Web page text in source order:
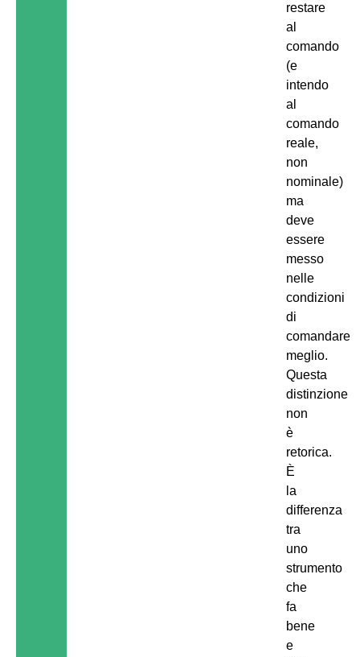
restare
al
comando
(e
intendo
al
comando
reale,
non
nominale)
ma
deve
essere
messo
nelle
condizioni
di
comandare
meglio.
Questa
distinzione
non
è
retorica.
È
la
differenza
tra
uno
strumento
che
fa
bene
e